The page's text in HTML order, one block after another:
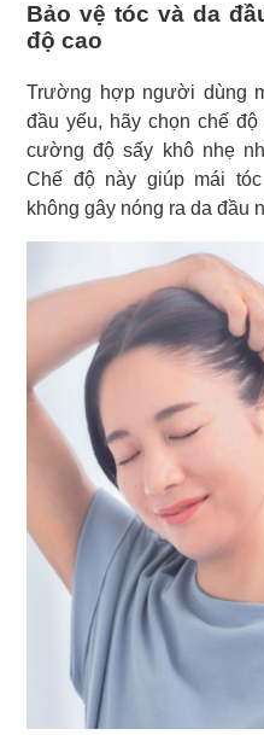
Bảo vệ tóc và da
độ cao
Trường hợp người dùng
đầu yếu, hãy chọn chế
cường độ sấy khô nhẹ
Chế độ này giúp mái
không gây nóng ra da đầu